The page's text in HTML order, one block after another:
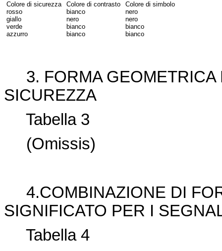
Colore di sicurezza Colore di contrasto
Colore di simbolo
rosso
bianco
nero
giallo
nero
nero
verde
bianco
bianco
azzurro
bianco bianco
3. FORMA GEOMETRICA
SICUREZZA
Tabella 3
(Omissis)
4.COMBINAZIONE DI
SIGNIFICATO PER I
Tabella 4